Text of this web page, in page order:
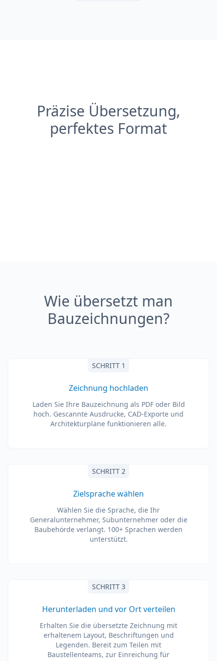
Präzise Übersetzung,
perfektes Format
Wie übersetzt man
Bauzeichnungen?
SCHRITT 1
Zeichnung hochladen
Laden Sie Ihre Bauzeichnung als PDF oder Bild
hoch. Gescannte Ausdrucke, CAD-Exporte und
Architekturpläne funktionieren alle.
SCHRITT 2
Zielsprache wählen
Wählen Sie die Sprache, die Ihr
Generalunternehmer, Subunternehmer oder die
Baubehörde verlangt. 100+ Sprachen werden
unterstützt.
SCHRITT 3
Herunterladen und vor Ort verteilen
Erhalten Sie die übersetzte Zeichnung mit
erhaltenem Layout, Beschriftungen und
Legenden. Bereit zum Teilen mit
Baustellenteams, zur Einreichung für